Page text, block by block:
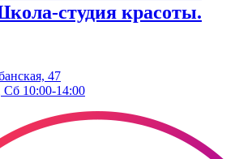
студия красоты.
47
10:00-14:00